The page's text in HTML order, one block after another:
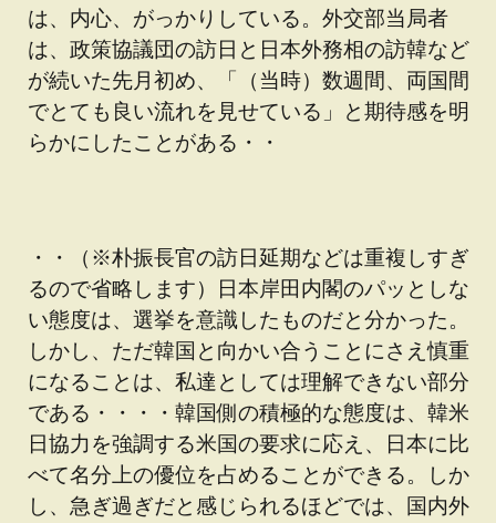
は、内心、がっかりしている。外交部当局者
は、政策協議団の訪日と日本外務相の訪韓など
が続いた先月初め、「（当時）数週間、両国間
でとても良い流れを見せている」と期待感を明
らかにしたことがある・・
・・（※朴振長官の訪日延期などは重複しすぎ
るので省略します）日本岸田内閣のパッとしな
い態度は、選挙を意識したものだと分かった。
しかし、ただ韓国と向かい合うことにさえ慎重
になることは、私達としては理解できない部分
である・・・・韓国側の積極的な態度は、韓米
日協力を強調する米国の要求に応え、日本に比
べて名分上の優位を占めることができる。しか
し、急ぎ過ぎだと感じられるほどでは、国内外